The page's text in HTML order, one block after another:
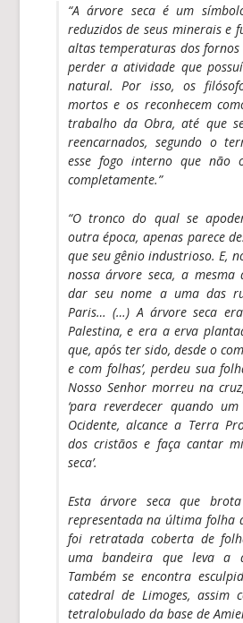
“A árvore seca é um
reduzidos de seus minerais e
altas temperaturas dos
perder a atividade que
natural. Por isso, os
mortos e os reconhecem
trabalho da Obra, até que
reencarnados, segundo o
esse fogo interno que não
completamente.”
“O tronco do qual se
outra época, apenas parece
que seu gênio industrioso. E,
nossa árvore seca, a
dar seu nome a uma das
Paris… (…) A árvore seca
Palestina, e era a erva
que, após ter sido, desde o
e com folhas’, perdeu sua
Nosso Senhor morreu na
‘para reverdecer quando
Ocidente, alcance a Terra
dos cristãos e faça cantar
seca’.
Esta árvore seca que
representada na última folha
foi retratada coberta de
uma bandeira que leva a
Também se encontra
catedral de Limoges, assim
tetralobulado da base de